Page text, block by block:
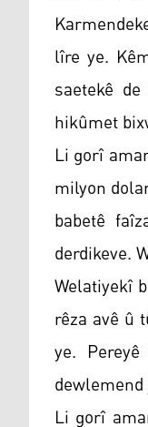
lîre ye.
saetekê
hikûmet
Li gorî
milyon
babetê
derdikeve.
Welatiyekî
rêza avê û
ye.
Li gorî